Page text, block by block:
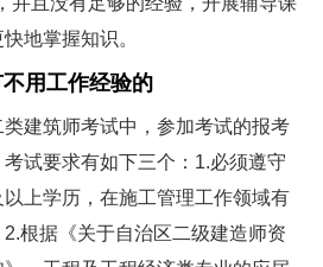
地掌握知识。
用工作经验的
建筑师考试中，参加考试的报考
试要求有如下三个：1.必须遵守
上学历，在施工管理工作领域有
根据《关于自治区二级建造师资